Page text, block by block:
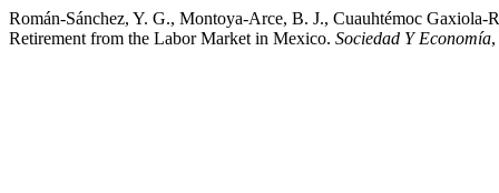
Román-Sánchez, Y. G., Montoya-Arce, B. J., Cuauhtémoc
Retirement from the Labor Market in Mexico. Sociedad Y Economía,